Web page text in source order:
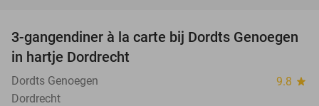
31%
3-gangendiner à la carte bij Dordts Genoegen
in hartje Dordrecht
Dordts Genoegen 9.8 star
Dordrecht